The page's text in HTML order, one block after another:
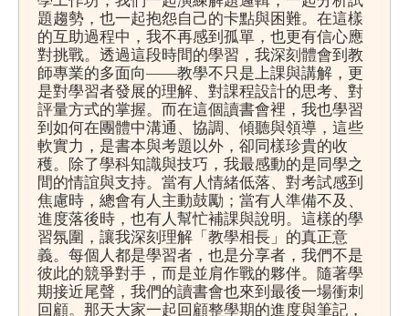
題趨勢，也一起抱怨自己的卡點與困難。在這樣
的互助過程中，我不再感到孤單，也更有信心應
對挑戰。透過這段時間的學習，我深刻體會到教
師專業的多面向——教學不只是上課與講解，更
是對學習者發展的理解、對課程設計的思考、對
評量方式的掌握。而在這個讀書會裡，我也學習
到如何在團體中溝通、協調、傾聽與領導，這些
軟實力，是書本與考題以外，卻同樣珍貴的收
穫。除了學科知識與技巧，我最感動的是同學之
間的情誼與支持。當有人情緒低落、對考試感到
焦慮時，總會有人主動鼓勵；當有人準備不及、
進度落後時，也有人幫忙補課與說明。這樣的學
習氛圍，讓我深刻理解「教學相長」的真正意
義。每個人都是學習者，也是分享者，我們不是
彼此的競爭對手，而是並肩作戰的夥伴。隨著學
期接近尾聲，我們的讀書會也來到最後一場衝刺
回顧。那天大家一起回顧整學期的進度與筆記，